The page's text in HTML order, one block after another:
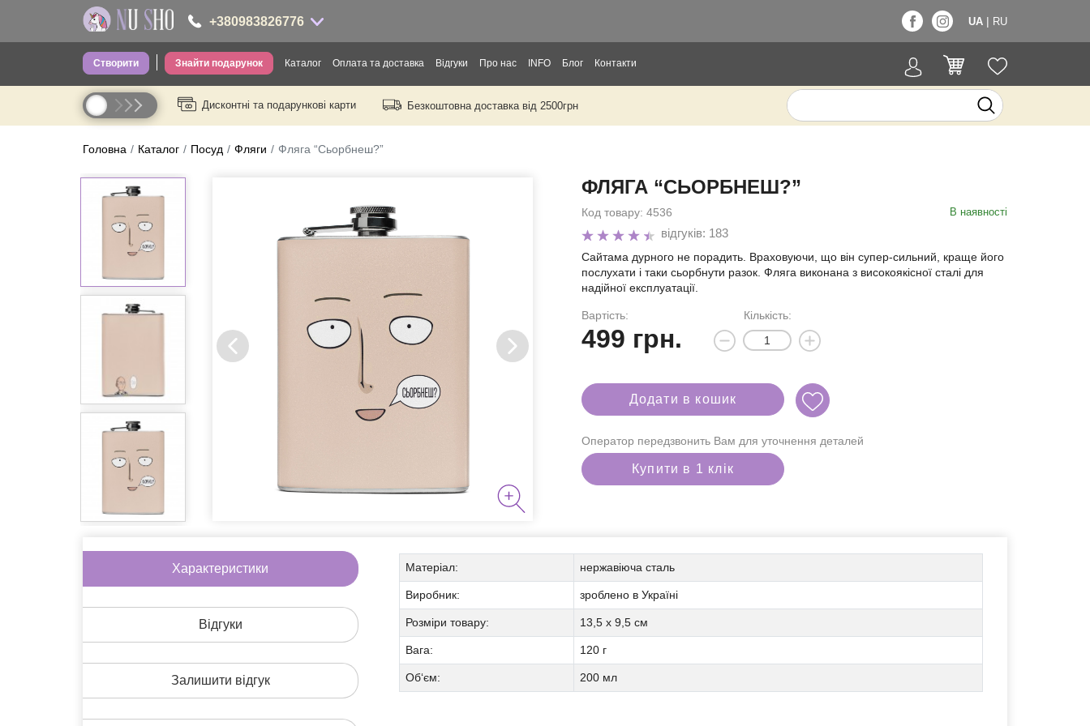
UA | RU
Створити Знайти подарунок Каталог
Одяг для дорослих
Одяг для дітей
Головні убори
Труси
Термопосуд
Канцелярія
Література
Подарункові набори
Оплата та доставка Відгуки Про нас INFO Блог Контакти
Дисконтні та подарункові карти Безкоштовна доставка від 2500грн
+380983826776
+380983826776
----
Головна Каталог Посуд Фляги Фляга “Сьорбнеш?”
ФЛЯГА “СЬОРБНЕШ?”
Код товару: 4536 В наявності
відгуків: 183
Сайтама дурного не порадить. Враховуючи, що він супер-сильний, краще його
послухати і таки сьорбнути разок. Фляга виконана з високоякісної сталі для
надійної експлуатації.
Вартість:
499 грн.
Кількість:
Додати в кошик
Оператор передзвонить Вам для уточнення деталей
Купити в 1 клік
Характеристики
Відгуки
Залишити відгук
Матеріал: нержавіюча сталь
Виробник: зроблено в Україні
Розміри товару: 13,5 х 9,5 см
Вага: 120 г
Об‘єм: 200 мл